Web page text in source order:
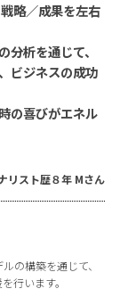
略／成果を左右
析を通じて、
ビジネスの成功
の喜びがエネル
リスト歴８年 Mさん
の構築を通じて、
行います。